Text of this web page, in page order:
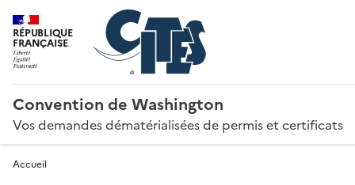
RÉPUBLIQUE
FRANÇAISE
Convention de Washington
Vos demandes dématérialisées de permis et certificats
Accueil